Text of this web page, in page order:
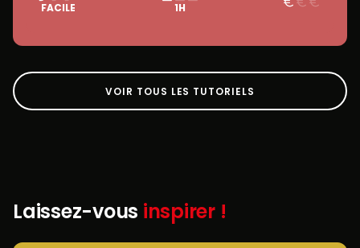
FACILE 1H
VOIR TOUS LES TUTORIELS
Laissez-vous inspirer !